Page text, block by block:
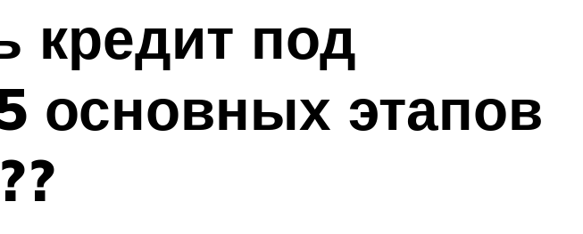
кредит под
основных этапов